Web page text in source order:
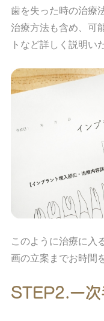
歯を失った時の治療
治療方法も含め、可
トなど詳しく説明い
このように治療に入
画の立案までお時間
STEP2.一次